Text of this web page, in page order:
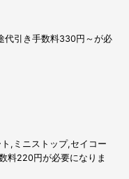
代引き手数料330円～が必
,ミニストップ,セイコー
料220円が必要になりま